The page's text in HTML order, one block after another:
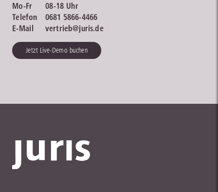
Mo-Fr
08-18 Uhr
Telefon
0681 5866-4466
E-Mail
vertrieb@juris.de
Jetzt Live-Demo buchen